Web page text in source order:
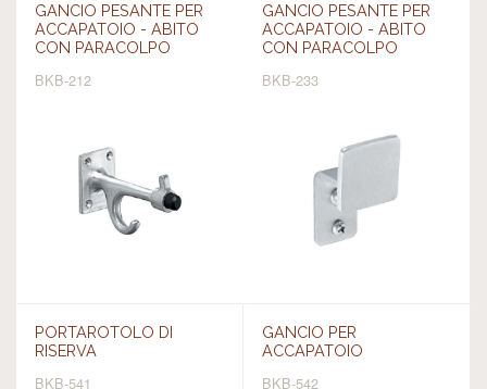
GANCIO PESANTE PER
ACCAPATOIO - ABITO
CON PARACOLPO
BKB-212
GANCIO PESANTE PER
ACCAPATOIO - ABITO
CON PARACOLPO
BKB-233
PORTAROTOLO DI
RISERVA
BKB-541
GANCIO PER
ACCAPATOIO
BKB-542